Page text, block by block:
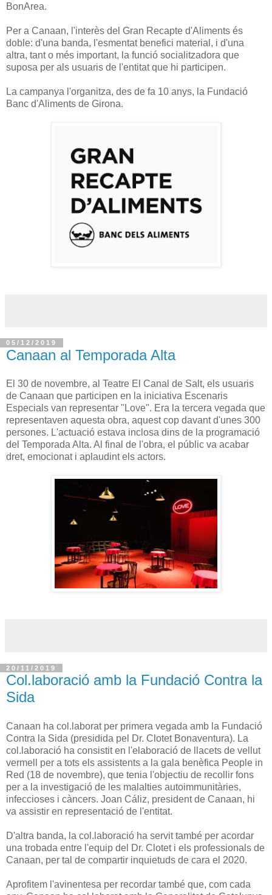
BonArea.
Per a Canaan, l'interès del Gran Recapte d'Aliments és
doble: d'una banda, l'esmentat benefici material, i d'una
altra, tant o més important, la funció socialitzadora que
suposa per als usuaris de l'entitat que hi participen.
La campanya l'organitza, des de fa 10 anys, la Fundació
Banc d'Aliments de Girona.
05/12/2019
Canaan al Temporada Alta
El 30 de novembre, al Teatre El Canal de Salt, els usuaris
de Canaan que participen en la iniciativa Escenaris
Especials van representar "Love". Era la tercera vegada que
representaven aquesta obra, aquest cop davant d'unes 300
persones. L'actuació estava inclosa dins de la programació
del Temporada Alta. Al final de l'obra, el públic va acabar
dret, emocionat i aplaudint els actors.
20/11/2019
Col.laboració amb la Fundació Contra la
Sida
Canaan ha col.laborat per primera vegada amb la Fundació
Contra la Sida (presidida pel Dr. Clotet Bonaventura). La
col.laboració ha consistit en l'elaboració de llacets de vellut
vermell per a tots els assistents a la gala benèfica People in
Red (18 de novembre), que tenia l'objectiu de recollir fons
per a la investigació de les malalties autoimmunitàries,
infeccioses i càncers. Joan Cáliz, president de Canaan, hi
va assistir en representació de l'entitat.
D'altra banda, la col.laboració ha servit també per acordar
una trobada entre l'equip del Dr. Clotet i els professionals de
Canaan, per tal de compartir inquietuds de cara el 2020.
Aprofitem l'avinentesa per recordar també que, com cada